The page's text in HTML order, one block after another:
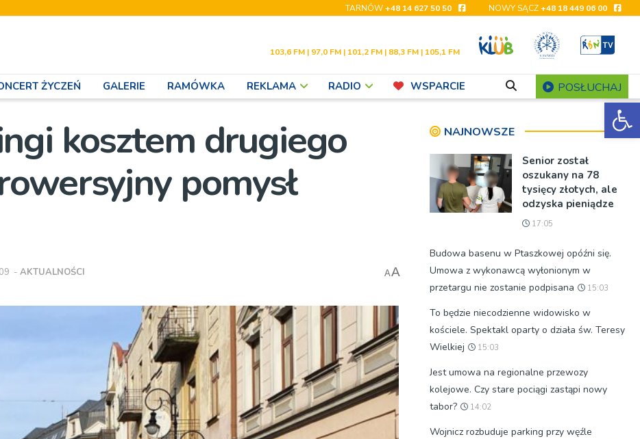
TARNÓW+48 14 627 50 50 NOWY SĄCZ+48 18 449 06 00
103,6 FM | 97,0 FM | 101,2 FM | 88,3 FM | 105,1 FM
ŻYCZEŃ GALERIE RAMÓWKA REKLAMA RADIO WSPARCIE POSŁUCHAJ
kosztem drugiego
pomysł
- AKTUALNOŚCI AA
NAJNOWSZE
Senior został
oszukany na 78
tysięcy złotych, ale
odzyska pieniądze
17:05
Budowa basenu w Ptaszkowej opóźni się.
Umowa z wykonawcą wyłonionym w
przetargu nie zostanie podpisana
15:03
To będzie niecodzienne widowisko w
kościele. Spektakl oparty o działa św. Teresy
Wielkiej
15:03
Jest umowa na regionalne przewozy
kolejowe. Czy stare pociągi zastąpi nowy
tabor?
14:02
Wojnicz rozbuduje parking przy węźle